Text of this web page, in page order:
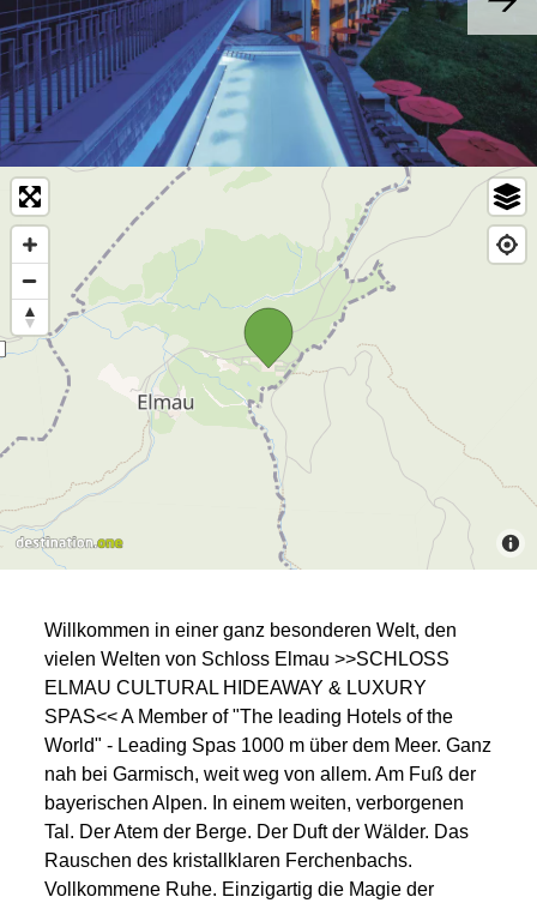
Willkommen in einer ganz besonderen Welt, den
vielen Welten von Schloss Elmau >>SCHLOSS
ELMAU CULTURAL HIDEAWAY & LUXURY
SPAS<< A Member of "The leading Hotels of the
World" - Leading Spas 1000 m über dem Meer. Ganz
nah bei Garmisch, weit weg von allem. Am Fuß der
bayerischen Alpen. In einem weiten, verborgenen
Tal. Der Atem der Berge. Der Duft der Wälder. Das
Rauschen des kristallklaren Ferchenbachs.
Vollkommene Ruhe. Einzigartig die Magie der